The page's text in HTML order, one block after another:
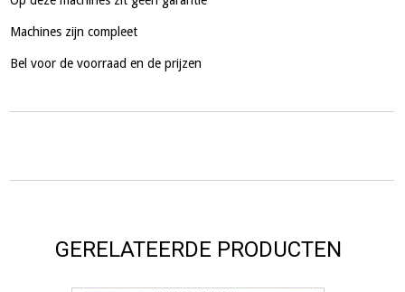
Machines zijn compleet
Bel voor de voorraad en de prijzen
GERELATEERDE PRODUCTEN